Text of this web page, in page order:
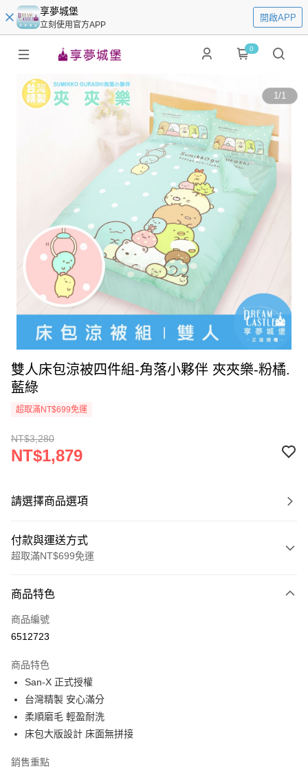
享夢城堡
立刻使用官方APP
開啟APP
0
1/1
雙人床包涼被四件組-角落小夥伴 夾夾樂-粉橘.
藍綠
超取滿NT$699免運
NT$3,280
NT$1,879
請選擇商品選項
付款與運送方式
超取滿NT$699免運
信用卡一次付款
超商取貨付款
Apple Pay
街口支付
悠遊付
Google Pay
商品特色
商品編號
6512723
商品特色
San-X 正式授權
台灣精製 安心滿分
柔順磨毛 輕盈耐洗
床包大版設計 床面無拼接
銷售重點